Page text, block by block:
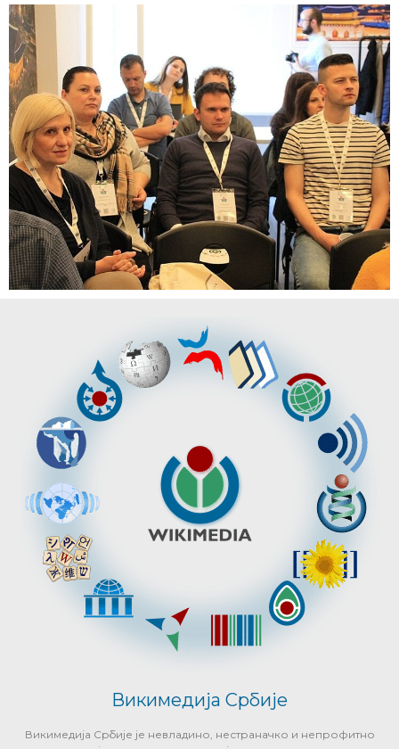
Викимедија Србије
Викимедија Србије је невладино, нестраначко и непрофитно